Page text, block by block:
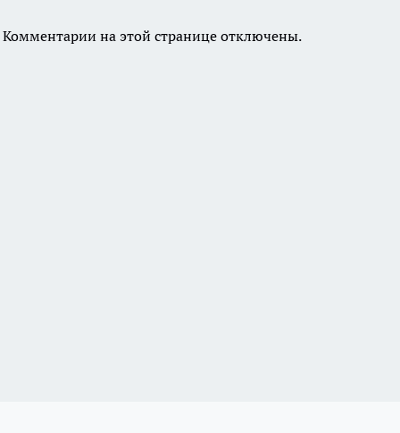
Комментарии на этой странице отключены.